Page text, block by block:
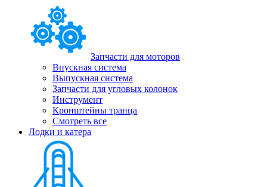
Запчасти для моторов
Впускная система
Выпускная система
Запчасти для угловых колонок
Инструмент
Кронштейны транца
Смотреть все
Лодки и катера